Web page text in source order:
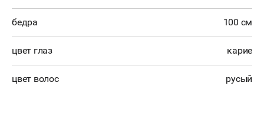
бедра 100 см
цвет глаз карие
цвет волос русый